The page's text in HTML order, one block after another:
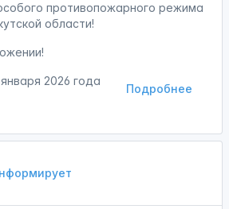
противопожарного режима
области!
Подробнее
января 2026 года